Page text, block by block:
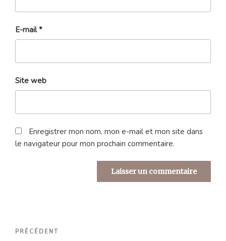
E-mail*
Site web
Enregistrer mon nom, mon e-mail et mon site dans
le navigateur pour mon prochain commentaire.
Navigation
Article
PRÉCÉDENT